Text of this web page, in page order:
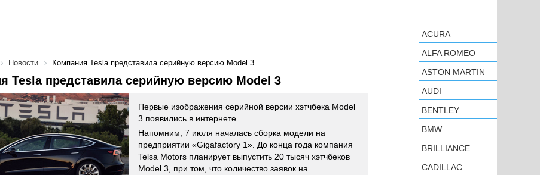
Новости Компания Tesla представила серийную версию Model 3
Tesla представила серийную версию Model 3
Первые изображения серийной версии хэтчбека Model
3 появились в интернете.
Напомним, 7 июля началась сборка модели на
предприятии «Gigafactory 1». До конца года компания
Telsa Motors планирует выпустить 20 тысяч хэтчбеков
Model 3, при том, что количество заявок на
ACURA
ALFA ROMEO
ASTON MARTIN
AUDI
BENTLEY
BMW
BRILLIANCE
CADILLAC